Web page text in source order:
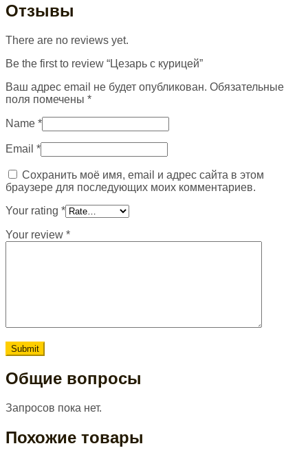
Отзывы
There are no reviews yet.
Be the first to review “Цезарь с курицей”
Ваш адрес email не будет опубликован. Обязательные
поля помечены *
Name *
Email *
Сохранить моё имя, email и адрес сайта в этом
браузере для последующих моих комментариев.
Your rating *
Your review *
Общие вопросы
Запросов пока нет.
Похожие товары